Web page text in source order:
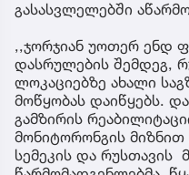
გასასვლელებში
,,ჯორჯიან უოთერ ენდ
დასრულების შემდეგ,
ლოკაციებზე ახალი
მოწყობას დაიწყებს.
გამზირის
მონიტორონგის
სემეკის და რუსთავის